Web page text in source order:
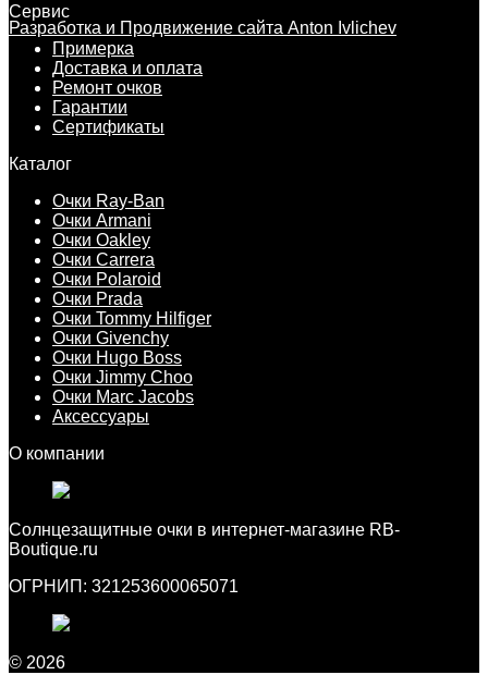
Разработка и Продвижение сайта Anton Ivlichev
Сервис
Примерка
Доставка и оплата
Ремонт очков
Гарантии
Сертификаты
Каталог
Очки Ray-Ban
Очки Armani
Очки Oakley
Очки Carrera
Очки Polaroid
Очки Prada
Очки Tommy Hilfiger
Очки Givenchy
Очки Hugo Boss
Очки Jimmy Choo
Очки Marc Jacobs
Аксессуары
О компании
Cолнцезащитные очки в интернет-магазине RB-
Boutique.ru
ОГРНИП: 321253600065071
© 2026